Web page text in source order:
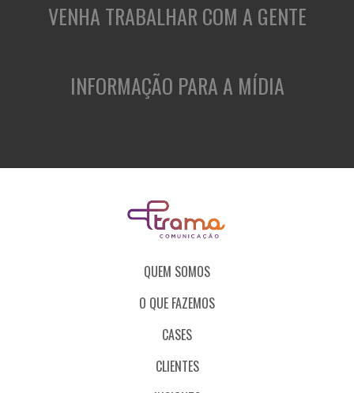
VENHA TRABALHAR COM A GENTE
INFORMAÇÃO PARA A MÍDIA
QUEM SOMOS
O QUE FAZEMOS
CASES
CLIENTES